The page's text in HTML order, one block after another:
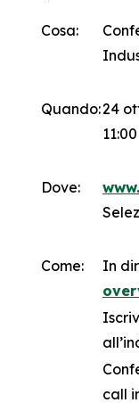
Cosa:
Quando:24
Dove:
Come: In
call